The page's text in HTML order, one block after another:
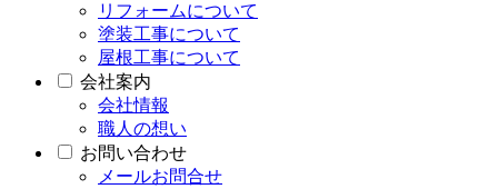
リフォームについて
塗装工事について
屋根工事について
会社案内
会社情報
職人の想い
お問い合わせ
メールお問合せ